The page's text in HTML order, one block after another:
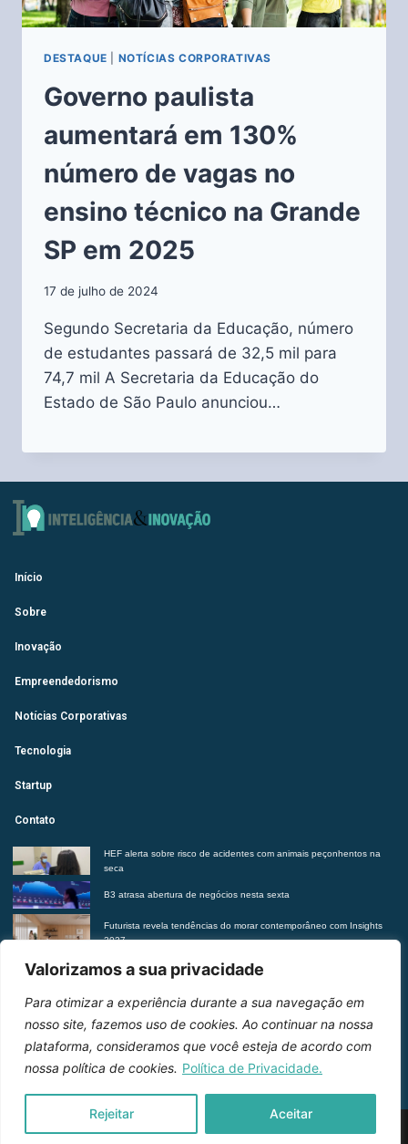
Valorizamos a sua privacidade
Para otimizar a experiência durante a sua navegação em
nosso site, fazemos uso de cookies. Ao continuar na nossa
plataforma, consideramos que você esteja de acordo com
nossa política de cookies. Política de Privacidade.
Rejeitar Aceitar
DESTAQUE NOTÍCIAS CORPORATIVAS
Governo paulista
aumentará em 130%
número de vagas no
ensino técnico na Grande
SP em 2025
17 de julho de 2024
Segundo Secretaria da Educação, número
de estudantes passará de 32,5 mil para
74,7 mil A Secretaria da Educação do
Estado de São Paulo anunciou…
Início
Sobre
Inovação
Empreendedorismo
Notícias Corporativas
Tecnologia
Startup
Contato
HEF alerta sobre risco de acidentes com animais peçonhentos na
seca
B3 atrasa abertura de negócios nesta sexta
Futurista revela tendências do morar contemporâneo com Insights
2027
Suplementação de vitaminas sem orientação médica pode trazer
riscos à saúde, alerta Hetrin
Entre em contato
2026 © Inteligência e Inovação. Todos os direitos
reservados.